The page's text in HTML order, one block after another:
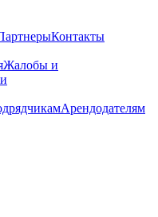
Контакты
Жалобы и
Арендодателям